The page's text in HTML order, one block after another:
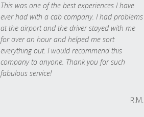
This was one of the best experiences I have
ever had with a cab company. I had problems
at the airport and the driver stayed with me
for over an hour and helped me sort
everything out. I would recommend this
company to anyone. Thank you for such
fabulous service!
R.M.